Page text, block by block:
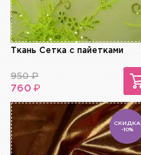
Ткань Сетка с пайетками
950₽
760 ₽
СКИДКА
-10%